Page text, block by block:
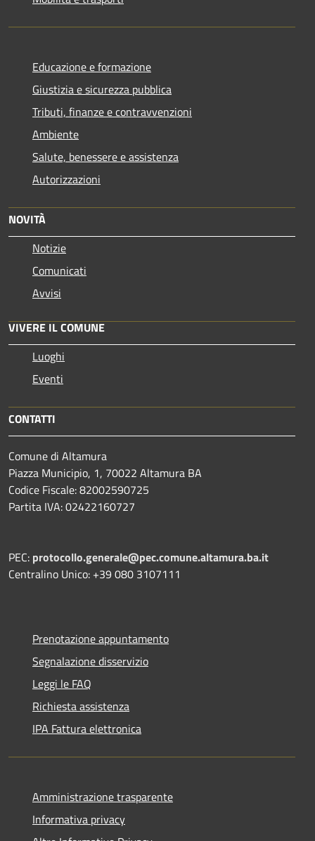
Educazione e formazione
Giustizia e sicurezza pubblica
Tributi, finanze e contravvenzioni
Ambiente
Salute, benessere e assistenza
Autorizzazioni
NOVITÀ
Notizie
Comunicati
Avvisi
VIVERE IL COMUNE
Luoghi
Eventi
CONTATTI
Comune di Altamura
Piazza Municipio, 1, 70022 Altamura BA
Codice Fiscale: 82002590725
Partita IVA: 02422160727
PEC: protocollo.generale@pec.comune.altamura.ba.it
Centralino Unico: +39 080 3107111
Prenotazione appuntamento
Segnalazione disservizio
Leggi le FAQ
Richiesta assistenza
IPA Fattura elettronica
Amministrazione trasparente
Informativa privacy